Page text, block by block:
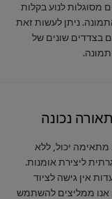
מסוגלות לנוע בקלות
ניתן לעשות זאת
בצדדים שונים של
מתאימה יכול, ללא
ליצירת אומנות.
אין גישה לציוד
אנו ממליצים להשתמש